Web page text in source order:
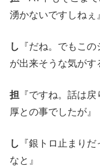
湧かないですしねぇ
し
『だね。でもこ
が出来そうな気がす
担 『ですね。話は
厚との事でしたが』
し
『銀トロ止まり
なと』